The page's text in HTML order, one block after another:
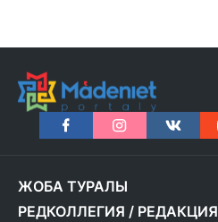
ЖОБА ТУРАЛЫ
РЕДКОЛЛЕГИЯ / РЕДАКЦИЯ